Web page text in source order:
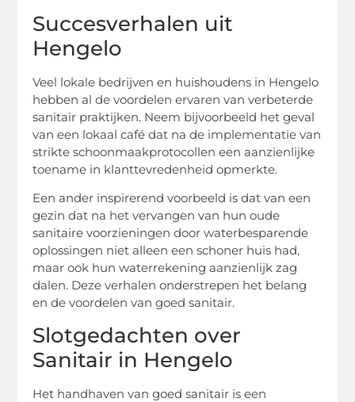
Succesverhalen uit
Hengelo
Veel lokale bedrijven en huishoudens in Hengelo
hebben al de voordelen ervaren van verbeterde
sanitair praktijken. Neem bijvoorbeeld het geval
van een lokaal café dat na de implementatie van
strikte schoonmaakprotocollen een aanzienlijke
toename in klanttevredenheid opmerkte.
Een ander inspirerend voorbeeld is dat van een
gezin dat na het vervangen van hun oude
sanitaire voorzieningen door waterbesparende
oplossingen niet alleen een schoner huis had,
maar ook hun waterrekening aanzienlijk zag
dalen. Deze verhalen onderstrepen het belang
en de voordelen van goed sanitair.
Slotgedachten over
Sanitair in Hengelo
Het handhaven van goed sanitair is een